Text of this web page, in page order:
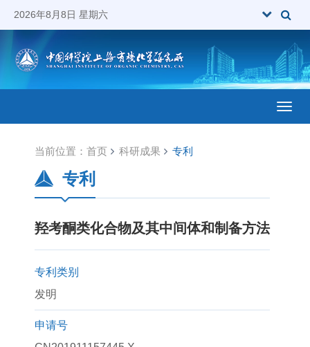
2026年8月8日 星期六
当前位置： 首页 科研成果 专利
专利
羟考酮类化合物及其中间体和制备方法
专利类别
发明
申请号